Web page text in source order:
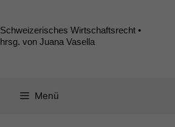
Schweizerisches Wirtschaftsrecht •
hrsg. von Juana Vasella
Menü